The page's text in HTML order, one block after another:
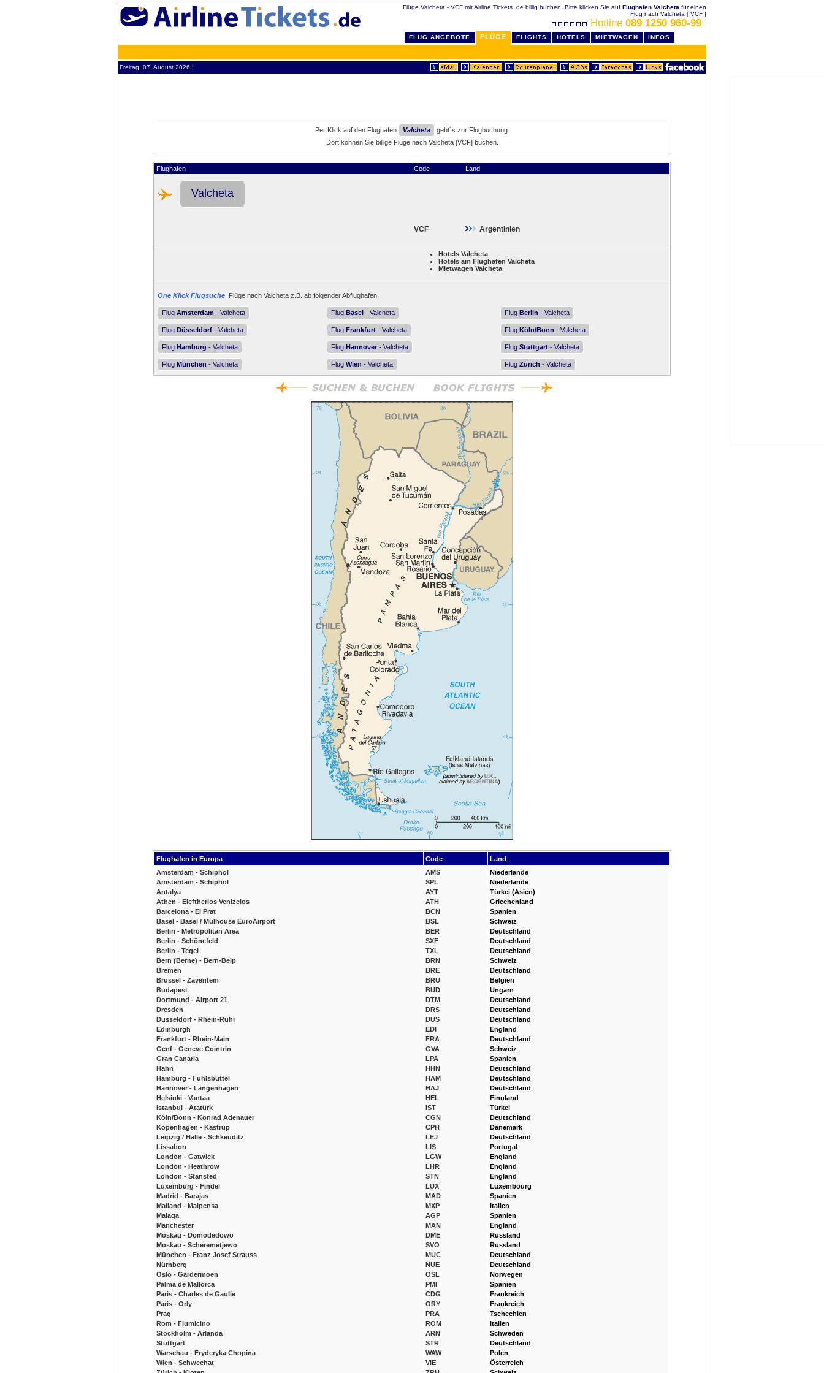
Flüge Valcheta - VCF mit Airline Tickets .de billig buchen. Bitte klicken Sie auf Flughafen Valcheta für einen
Flug nach Valcheta [ VCF ]
Hotline 089 1250 960-99
FLUG ANGEBOTE FLÜGE FLIGHTS HOTELS MIETWAGEN INFOS
Freitag, 07. August 2026 ¦
Per Klick auf den Flughafen Valcheta
geht´s zur Flugbuchung.
Dort können Sie billige Flüge nach Valcheta [VCF] buchen.
Flughafen Code Land
Valcheta
VCF Argentinien
Hotels Valcheta
Hotels am Flughafen Valcheta
Mietwagen Valcheta
One Klick Flugsuche: Flüge nach Valcheta z.B. ab folgender Abflughafen:
Flug Amsterdam - Valcheta Flug Basel - Valcheta Flug Berlin - Valcheta
Flug Düsseldorf - Valcheta Flug Frankfurt - Valcheta Flug Köln/Bonn - Valcheta
Flug Hamburg - Valcheta Flug Hannover - Valcheta Flug Stuttgart - Valcheta
Flug München - Valcheta Flug Wien - Valcheta Flug Zürich - Valcheta
Flughafen in Europa Code
Land
Amsterdam - Schiphol
Amsterdam - Schiphol
Antalya
Athen - Eleftherios Venizelos
Barcelona - El Prat
Basel - Basel / Mulhouse EuroAirport
Berlin - Metropolitan Area
Berlin - Schönefeld
Berlin - Tegel
Bern (Berne) - Bern-Belp
Bremen
Brüssel - Zaventem
Budapest
Dortmund - Airport 21
Dresden
Düsseldorf - Rhein-Ruhr
Edinburgh
Frankfurt - Rhein-Main
Genf - Geneve Cointrin
Gran Canaria
Hahn
Hamburg - Fuhlsbüttel
Hannover - Langenhagen
Helsinki - Vantaa
Istanbul - Atatürk
Köln/Bonn - Konrad Adenauer
Kopenhagen - Kastrup
Leipzig / Halle - Schkeuditz
Lissabon
London - Gatwick
London - Heathrow
London - Stansted
Luxemburg - Findel
Madrid - Barajas
Mailand - Malpensa
Malaga
Manchester
Moskau - Domodedowo
Moskau - Scheremetjewo
München - Franz Josef Strauss
Nürnberg
Oslo - Gardermoen
Palma de Mallorca
Paris - Charles de Gaulle
Paris - Orly
Prag
Rom - Fiumicino
Stockholm - Arlanda
Stuttgart
Warschau - Fryderyka Chopina
Wien - Schwechat
AMS
SPL
AYT
ATH
BCN
BSL
BER
SXF
TXL
BRN
BRE
BRU
BUD
DTM
DRS
DUS
EDI
FRA
GVA
LPA
HHN
HAM
HAJ
HEL
IST
CGN
CPH
LEJ
LIS
LGW
LHR
STN
LUX
MAD
MXP
AGP
MAN
DME
SVO
MUC
NUE
OSL
PMI
CDG
ORY
PRA
ROM
ARN
STR
WAW
VIE
Niederlande
Niederlande
Türkei (Asien)
Griechenland
Spanien
Schweiz
Deutschland
Deutschland
Deutschland
Schweiz
Deutschland
Belgien
Ungarn
Deutschland
Deutschland
Deutschland
England
Deutschland
Schweiz
Spanien
Deutschland
Deutschland
Deutschland
Finnland
Türkei
Deutschland
Dänemark
Deutschland
Portugal
England
England
England
Luxembourg
Spanien
Italien
Spanien
England
Russland
Russland
Deutschland
Deutschland
Norwegen
Spanien
Frankreich
Frankreich
Tschechien
Italien
Schweden
Deutschland
Polen
Österreich